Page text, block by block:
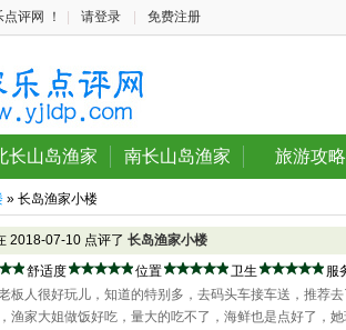
评网 ！ 请登录 免费注册
长山岛渔家 南长山岛渔家 旅游攻略
» 长岛渔家小楼
2018-07-10 点评了 长岛渔家小楼
舒适度 位置 卫生
服
板人很好玩儿，知道的特别多，去码头车接车送，推荐
渔家大姐做饭好吃，量大的吃不了，海鲜也是点好了，